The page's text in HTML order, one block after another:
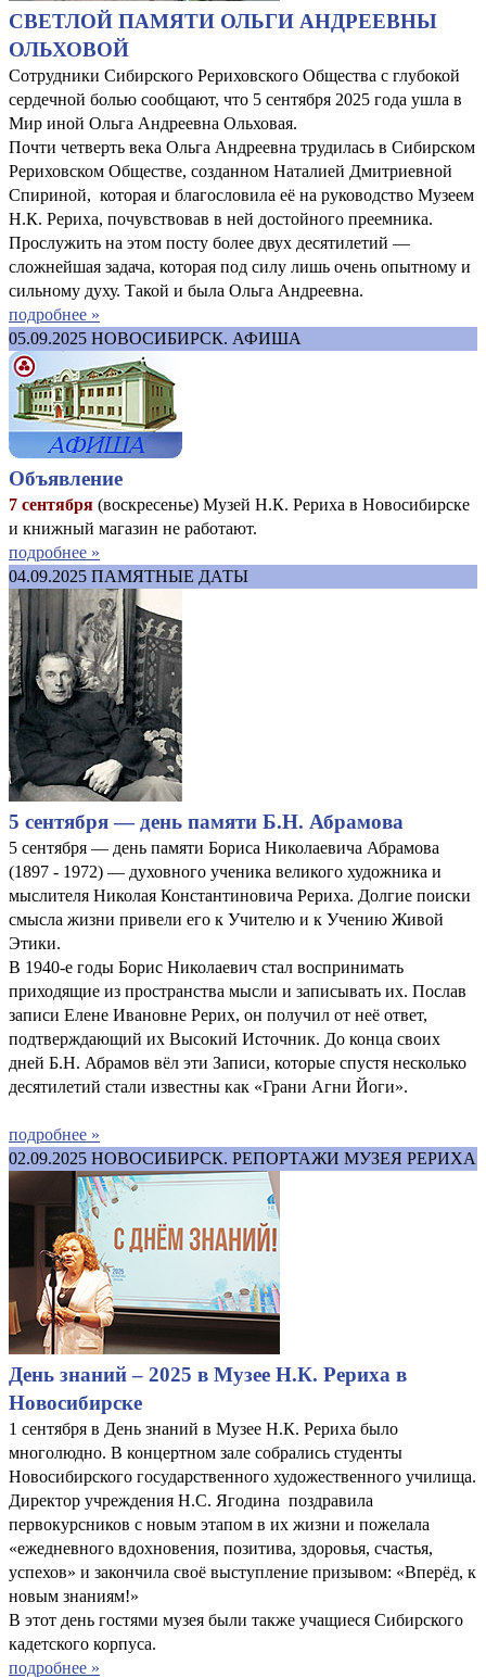
СВЕТЛОЙ ПАМЯТИ ОЛЬГИ АНДРЕЕВНЫ
ОЛЬХОВОЙ
Сотрудники Сибирского Рериховского Общества с глубокой
сердечной болью сообщают, что 5 сентября 2025 года ушла в
Мир иной Ольга Андреевна Ольховая.
Почти четверть века Ольга Андреевна трудилась в Сибирском
Рериховском Обществе, созданном Наталией Дмитриевной
Спириной, которая и благословила её на руководство Музеем
Н.К. Рериха, почувствовав в ней достойного преемника.
Прослужить на этом посту более двух десятилетий —
сложнейшая задача, которая под силу лишь очень опытному и
сильному духу. Такой и была Ольга Андреевна.
подробнее »
05.09.2025 НОВОСИБИРСК. АФИША
Объявление
7 сентября (воскресенье) Музей Н.К. Рериха в Новосибирске
и книжный магазин не работают.
подробнее »
04.09.2025 ПАМЯТНЫЕ ДАТЫ
5 сентября — день памяти Б.Н. Абрамова
5 сентября — день памяти Бориса Николаевича Абрамова
(1897 - 1972) — духовного ученика великого художника и
мыслителя Николая Константиновича Рериха. Долгие поиски
смысла жизни привели его к Учителю и к Учению Живой
Этики.
В 1940-е годы Борис Николаевич стал воспринимать
приходящие из пространства мысли и записывать их. Послав
записи Елене Ивановне Рерих, он получил от неё ответ,
подтверждающий их Высокий Источник. До конца своих
дней Б.Н. Абрамов вёл эти Записи, которые спустя несколько
десятилетий стали известны как «Грани Агни Йоги».
подробнее »
02.09.2025 НОВОСИБИРСК. РЕПОРТАЖИ МУЗЕЯ РЕРИХА
День знаний – 2025 в Музее Н.К. Рериха в
Новосибирске
1 сентября в День знаний в Музее Н.К. Рериха было
многолюдно. В концертном зале собрались студенты
Новосибирского государственного художественного училища.
Директор учреждения Н.С. Ягодина поздравила
первокурсников с новым этапом в их жизни и пожелала
«ежедневного вдохновения, позитива, здоровья, счастья,
успехов» и закончила своё выступление призывом: «Вперёд, к
новым знаниям!»
В этот день гостями музея были также учащиеся Сибирского
кадетского корпуса.
подробнее »